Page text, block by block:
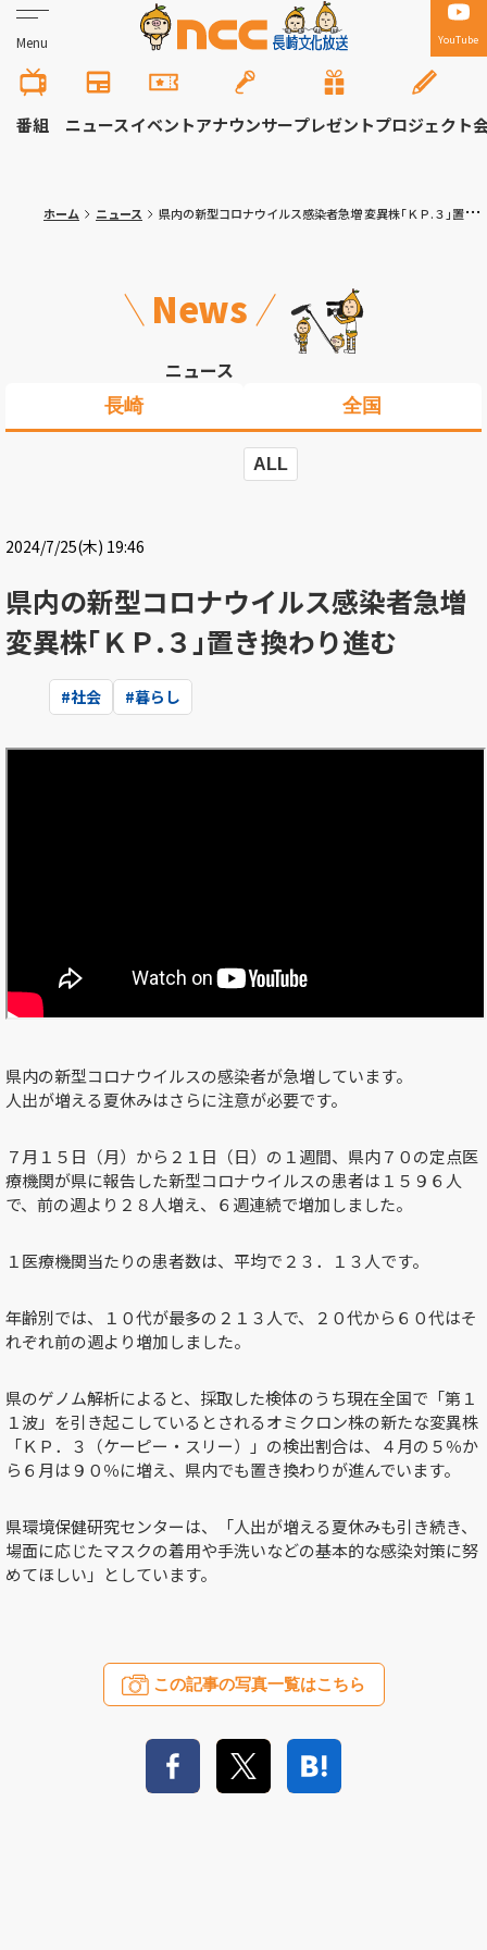
Menu YouTube
番組 ニュースイベントアナウンサープレゼントプロジェクト
ホーム ニュース 県内の新型コロナウイルス感染者急増 変異株｢ＫＰ.３｣置き換わり進む
News
ニュース
長崎 全国
ALL
2024/7/25(木) 19:46
県内の新型コロナウイルス感染者急増
変異株｢ＫＰ.３｣置き換わり進む
#社会 #暮らし
県内の新型コロナウイルスの感染者が急増しています。
人出が増える夏休みはさらに注意が必要です。
７月１５日（月）から２１日（日）の１週間、県内７０の定点医
療機関が県に報告した新型コロナウイルスの患者は１５９６人
で、前の週より２８人増え、６週連続で増加しました。
１医療機関当たりの患者数は、平均で２３．１３人です。
年齢別では、１０代が最多の２１３人で、２０代から６０代はそ
れぞれ前の週より増加しました。
県のゲノム解析によると、採取した検体のうち現在全国で「第１
１波」を引き起こしているとされるオミクロン株の新たな変異株
「ＫＰ．３（ケーピー・スリー）」の検出割合は、４月の５％か
ら６月は９０％に増え、県内でも置き換わりが進んでいます。
県環境保健研究センターは、「人出が増える夏休みも引き続き、
場面に応じたマスクの着用や手洗いなどの基本的な感染対策に努
めてほしい」としています。
この記事の写真一覧はこちら